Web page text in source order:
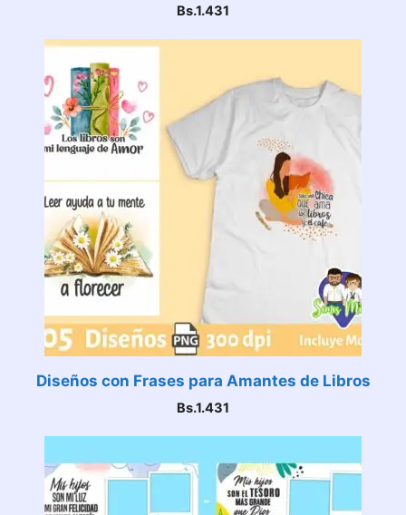
Bs.1.431
Diseños con Frases para Amantes de Libros
Bs.1.431